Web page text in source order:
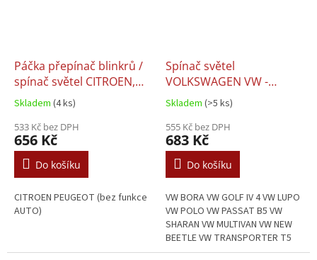
Páčka přepínač blinkrů /
spínač světel CITROEN,
PEUGEOT - 96605638XT
Skladem (4 ks)
533 Kč bez DPH
656 Kč
Do košíku
CITROEN PEUGEOT (bez funkce
AUTO)
Spínač světel
VOLKSWAGEN VW -
6R0941531 / 6R0941531C
/ 6R0941531E /
6R0941531G
Skladem (>5 ks)
555 Kč bez DPH
683 Kč
Do košíku
VW BORA VW GOLF IV 4 VW LUPO
VW POLO VW PASSAT B5 VW
SHARAN VW MULTIVAN VW NEW
BEETLE VW TRANSPORTER T5
VW UP